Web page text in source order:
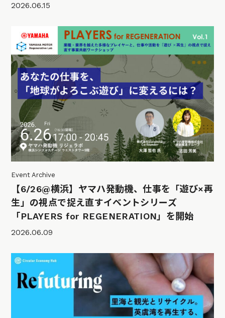
2026.06.15
Event Archive
【6/26@横浜】ヤマハ発動機、仕事を「遊び×再
生」の視点で捉え直すイベントシリーズ
「PLAYERS for REGENERATION」を開始
2026.06.09